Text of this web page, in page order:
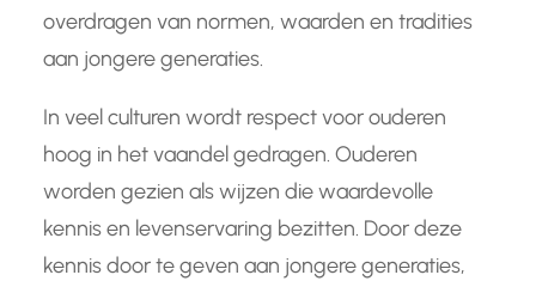
overdragen van normen, waarden en tradities
aan jongere generaties.
In veel culturen wordt respect voor ouderen
hoog in het vaandel gedragen. Ouderen
worden gezien als wijzen die waardevolle
kennis en levenservaring bezitten. Door deze
kennis door te geven aan jongere generaties,